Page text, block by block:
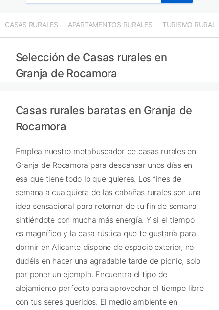
CASAS RURALES APARTAMENTOS RURALES TURISMO RURAL
Selección de Casas rurales en
Granja de Rocamora
Casas rurales baratas en Granja de
Rocamora
Emplea nuestro metabuscador de casas rurales en
Granja de Rocamora para descansar unos días en
esa que tiene todo lo que quieres. Los fines de
semana a cualquiera de las cabañas rurales son una
idea sensacional para retornar de tu fin de semana
sintiéndote con mucha más energía. Y si el tiempo
es magnífico y la casa rústica que te gustaría para
dormir en Alicante dispone de espacio exterior, no
dudéis en hacer una agradable tarde de picnic, solo
por poner un ejemplo. Encuentra el tipo de
alojamiento perfecto para aprovechar el tiempo libre
con tus seres queridos. El medio ambiente en